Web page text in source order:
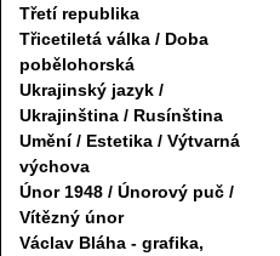
Třetí republika
Třicetiletá válka / Doba
pobělohorská
Ukrajinský jazyk /
Ukrajinština / Rusínština
Umění / Estetika / Výtvarná
výchova
Únor 1948 / Únorový puč /
Vítězný únor
Václav Bláha - grafika,